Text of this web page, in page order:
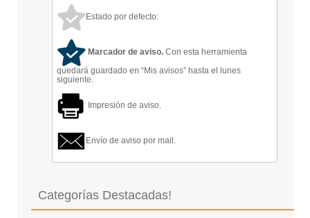
Estado por defecto:
Marcador de aviso. Con esta herramienta
quedará guardado en “Mis avisos” hasta el lunes
siguiente.
Impresión de aviso.
Envío de aviso por mail.
Categorías Destacadas!